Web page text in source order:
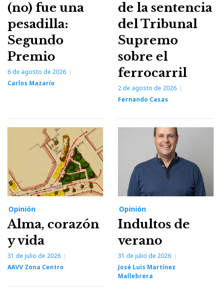
(no) fue una
pesadilla:
Segundo
Premio
6 de agosto de 2026
Carlos Mazarío
de la sentencia
del Tribunal
Supremo
sobre el
ferrocarril
2 de agosto de 2026
Fernando Casas
Opinión
Alma, corazón
y vida
31 de julio de 2026
AAVV Zona Centro
Opinión
Indultos de
verano
31 de julio de 2026
José Luis Martínez
Mallebrera